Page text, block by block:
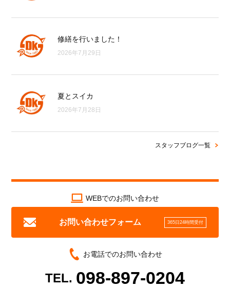
修繕を行いました！
2026年7月29日
夏とスイカ
2026年7月28日
スタッフブログ一覧
WEBでのお問い合わせ
お問い合わせフォーム 365日24時間受付
お電話でのお問い合わせ
TEL. 098-897-0204